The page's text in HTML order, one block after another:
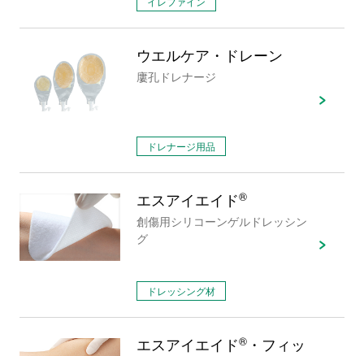
ウエルケア・ドレーン
廔孔ドレナージ
ドレナージ用品
エスアイエイド®
創傷用シリコーンゲルドレッシン
グ
ドレッシング材
エスアイエイド®・フィッ